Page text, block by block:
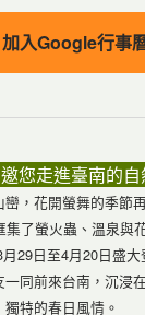
加入Google行事
您走進臺南的
，花開螢舞的季節
集了螢火蟲、溫泉與
29日至4月20日盛大
同前來台南，沉浸
獨特的春日風情。